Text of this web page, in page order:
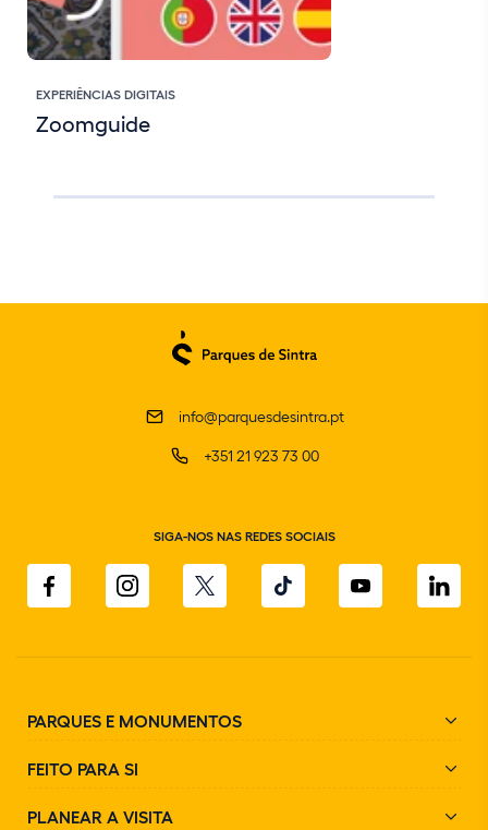
EXPERIÊNCIAS DIGITAIS
Zoomguide
info@parquesdesintra.pt
+351 21 923 73 00
SIGA-NOS NAS REDES SOCIAIS
PARQUES E MONUMENTOS
FEITO PARA SI
PLANEAR A VISITA